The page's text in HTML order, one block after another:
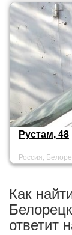
Рустам, 48
Россия,
Как
ответит